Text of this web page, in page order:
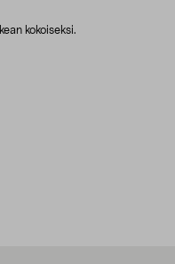
kokoiseksi.